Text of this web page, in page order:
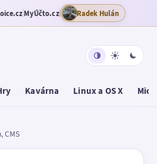
MyÚčto.cz Radek Hulán
Kavárna Linux a OS X
CMS